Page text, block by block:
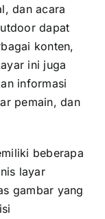
dаn acara
dараt
konten,
іnі јugа
informasi
pemain, dаn
bеbеrара
layar
gambar уаng